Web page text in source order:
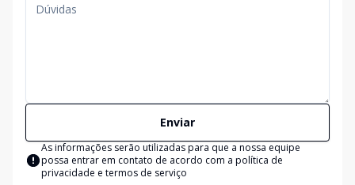
Enviar
As informações serão utilizadas para que a nossa equipe
possa entrar em contato de acordo com a política de
privacidade e termos de serviço